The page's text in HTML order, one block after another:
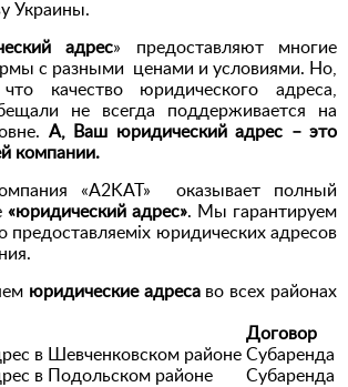
Украины.
адрес» предоставляют многие
с разными ценами и условиями. Но,
качество юридического адреса,
не всегда поддерживается на
А, Ваш юридический адрес – это
компании.
«A2KAT» оказывает полный
«юридический адрес». Мы гарантируем
предоставляеміх юридических адресов
юридические адресаво всех районах
Договор
в Шевченковском районе Субаренда
в Подольском районе
Субаренда